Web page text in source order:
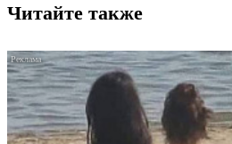
Читайте также